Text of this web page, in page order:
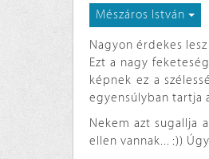
Mészáros István
Nagyon érdekes
Ezt a nagy
képnek ez a
egyensúlyban tartja
Nekem azt sugallja
ellen vannak... :))